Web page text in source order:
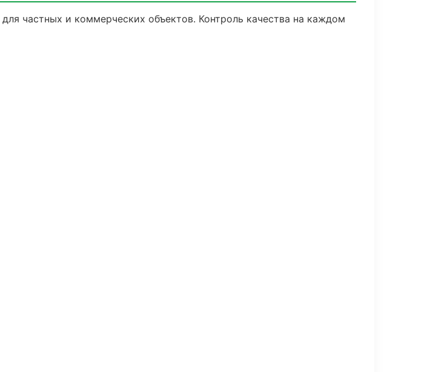
частных и коммерческих объектов. Контроль качества на каждом